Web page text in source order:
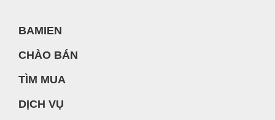
BAMIEN
CHÀO BÁN
TÌM MUA
DỊCH VỤ